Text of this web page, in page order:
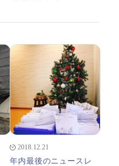
2018.12.21
年内最後のニュースレ